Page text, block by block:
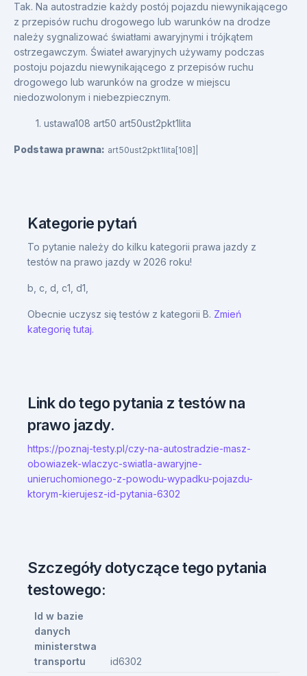
Tak. Na autostradzie każdy postój pojazdu niewynikającego
z przepisów ruchu drogowego lub warunków na drodze
należy sygnalizować światłami awaryjnymi i trójkątem
ostrzegawczym. Świateł awaryjnych używamy podczas
postoju pojazdu niewynikającego z przepisów ruchu
drogowego lub warunków na grodze w miejscu
niedozwolonym i niebezpiecznym.
1. ustawa108 art50 art50ust2pkt1lita
Podstawa prawna: art50ust2pkt1lita[108]|
Kategorie pytań
To pytanie należy do kilku kategorii prawa jazdy z
testów na prawo jazdy w 2026 roku!
b, c, d, c1, d1,
Obecnie uczysz się testów z kategorii B. Zmień
kategorię tutaj.
Link do tego pytania z testów na
prawo jazdy.
https://poznaj-testy.pl/czy-na-autostradzie-masz-
obowiazek-wlaczyc-swiatla-awaryjne-
unieruchomionego-z-powodu-wypadku-pojazdu-
ktorym-kierujesz-id-pytania-6302
Szczegóły dotyczące tego pytania
testowego:
Id w bazie
danych
ministerstwa
transportu
id6302